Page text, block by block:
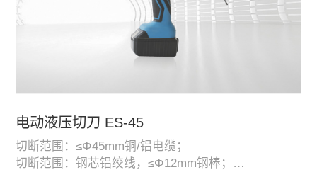
电动液压切刀 ES-45
切断范围：≤Φ45mm铜/铝电缆；
切断范围：钢芯铝绞线，≤Φ12mm钢棒；